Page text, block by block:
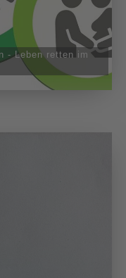
- Leben retten im